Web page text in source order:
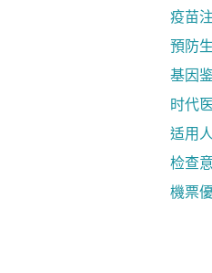
疫苗
預防
基因
时代
适用
检查
機票